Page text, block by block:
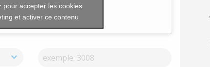
pour accepter les cookies
et activer ce contenu